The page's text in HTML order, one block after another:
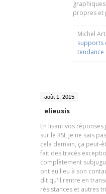
propres et
Michel
supports
tendance
août 1, 2015
elieusis
En lisant vos
sur le RSI, je ne sais
cela demain, ça peut-
fait des tracés
complètement
ont eu lieu à son
dit qu'il rentre en
résistances et autres